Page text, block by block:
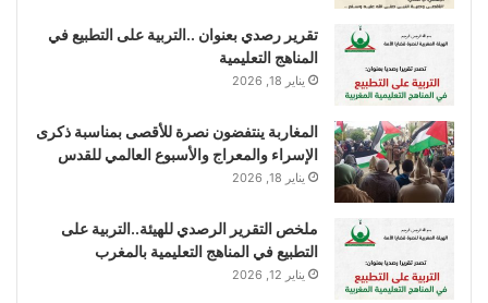
تقرير رصدي بعنوان ..التربية على التطبيع في
المناهج التعليمية
يناير 18, 2026
المغاربة ينتفضون نصرة للأقصى بمناسبة ذكرى
الإسراء والمعراج والأسبوع العالمي للقدس
يناير 18, 2026
ملخص التقرير الرصدي للهيئة..التربية على
التطبيع في المناهج التعليمية بالمغرب
يناير 12, 2026